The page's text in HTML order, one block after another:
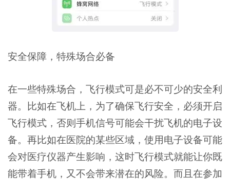
安全保障，特殊场合必备
在一些特殊场合，飞行模式可是必不可少的安全利
器。比如在飞机上，为了确保飞行安全，必须开启
飞行模式，否则手机信号可能会干扰飞机的电子设
备。再比如在医院的某些区域，使用电子设备可能
会对医疗仪器产生影响，这时飞行模式就能让你既
能带着手机，又不会带来潜在的风险。而且在参加